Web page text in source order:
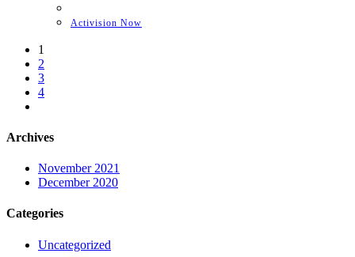
Activision Now
1
2
3
4
Archives
November 2021
December 2020
Categories
Uncategorized